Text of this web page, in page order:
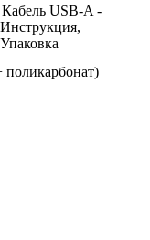
USB-A -
поликарбонат)